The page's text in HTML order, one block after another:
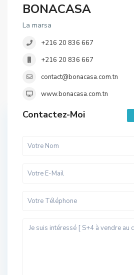
BONACASA
La marsa
+216 20 836 667
+216 20 836 667
contact@bonacasa.com.tn
www.bonacasa.com.tn
Contactez-Moi